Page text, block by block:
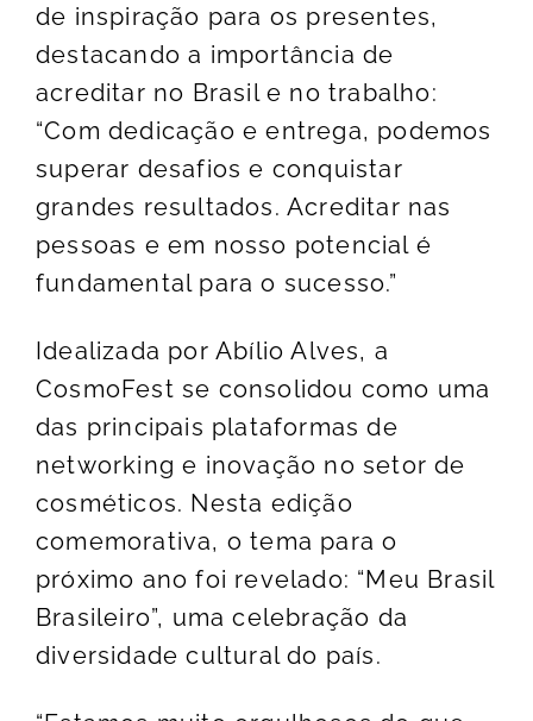
de inspiração para os presentes,
destacando a importância de
acreditar no Brasil e no trabalho:
“Com dedicação e entrega, podemos
superar desafios e conquistar
grandes resultados. Acreditar nas
pessoas e em nosso potencial é
fundamental para o sucesso.”
Idealizada por Abílio Alves, a
CosmoFest se consolidou como uma
das principais plataformas de
networking e inovação no setor de
cosméticos. Nesta edição
comemorativa, o tema para o
próximo ano foi revelado: “Meu Brasil
Brasileiro”, uma celebração da
diversidade cultural do país.